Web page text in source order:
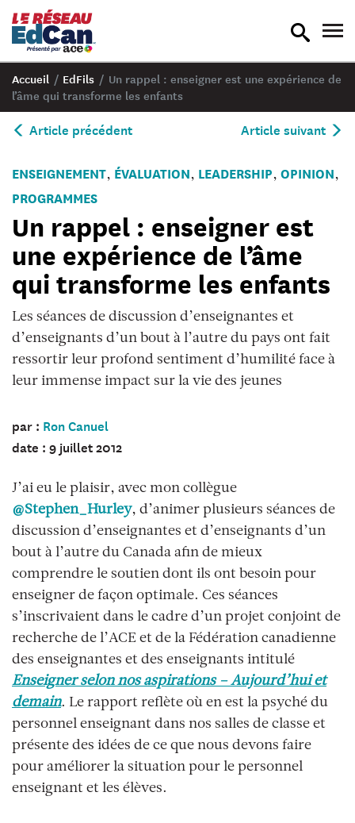
recherche
bascule
Accueil / EdFils / Un rappel : enseigner est une expérience de
l’âme qui transforme les enfants
Article précédent Article suivant
ENSEIGNEMENT, ÉVALUATION, LEADERSHIP, OPINION,
PROGRAMMES
Un rappel : enseigner est
une expérience de l’âme
qui transforme les enfants
Les séances de discussion d’enseignantes et
d’enseignants d’un bout à l’autre du pays ont fait
ressortir leur profond sentiment d’humilité face à
leur immense impact sur la vie des jeunes
par : Ron Canuel
date : 9 juillet 2012
J’ai eu le plaisir, avec mon collègue
@Stephen_Hurley, d’animer plusieurs séances de
discussion d’enseignantes et d’enseignants d’un
bout à l’autre du Canada afin de mieux
comprendre le soutien dont ils ont besoin pour
enseigner de façon optimale. Ces séances
s’inscrivaient dans le cadre d’un projet conjoint de
recherche de l’ACE et de la Fédération canadienne
des enseignantes et des enseignants intitulé
Enseigner selon nos aspirations – Aujourd’hui et
demain. Le rapport reflète où en est la psyché du
personnel enseignant dans nos salles de classe et
présente des idées de ce que nous devons faire
pour améliorer la situation pour le personnel
enseignant et les élèves.